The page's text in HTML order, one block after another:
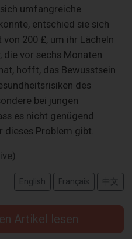
umfangreiche
entschied sie sich
200 £, um ihr Lächeln
die vor sechs Monaten
hofft, das Bewusstsein
des
bei jungen
es nicht genügend
Problem gibt.
English Français 中文
Artikel lesen